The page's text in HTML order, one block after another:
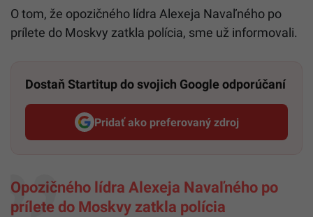
O tom, že opozičného lídra Alexeja Navaľného po
prílete do Moskvy zatkla polícia, sme už informovali.
Dostaň Startitup do svojich Google odporúčaní
Pridať ako preferovaný zdroj
Startitup, odkaz sa otvorí v
Opozičného lídra Alexeja Navaľného po
prílete do Moskvy zatkla polícia